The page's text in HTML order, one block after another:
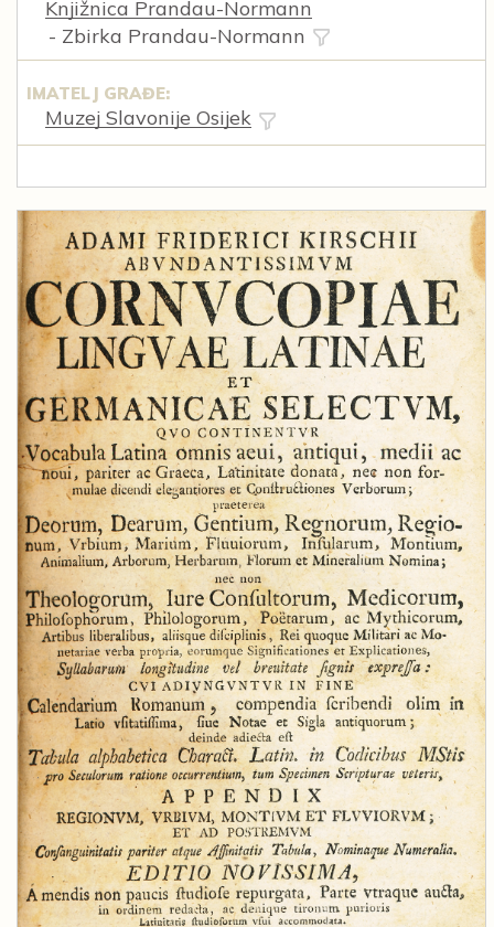
Knjižnica Prandau-Normann
- Zbirka Prandau-Normann
IMATELJ GRAĐE:
Muzej Slavonije Osijek